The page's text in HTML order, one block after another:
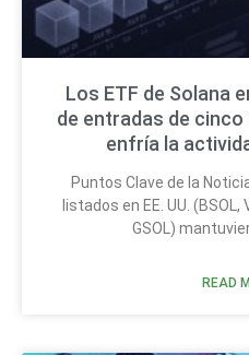
Los ETF de Solana
de entradas de cinco
enfría la
Puntos Clave de la
listados en EE. UU. (BSOL,
GSOL)
READ